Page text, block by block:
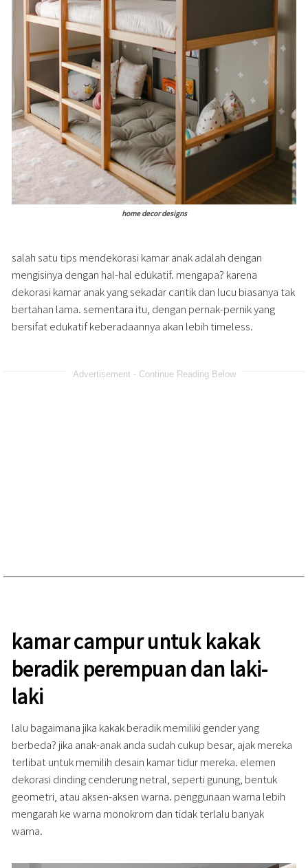
home decor designs
salah satu tips mendekorasi kamar anak adalah dengan
mengisinya dengan hal-hal edukatif. mengapa? karena
dekorasi kamar anak yang sekadar cantik dan lucu biasanya tak
bertahan lama. sementara itu, dengan pernak-pernik yang
bersifat edukatif keberadaannya akan lebih timeless.
Advertisement - Continue Reading Below
kamar campur untuk kakak
beradik perempuan dan laki-
laki
lalu bagaimana jika kakak beradik memiliki gender yang
berbeda? jika anak-anak anda sudah cukup besar, ajak mereka
terlibat untuk memilih desain kamar tidur mereka. elemen
dekorasi dinding cenderung netral, seperti gunung, bentuk
geometri, atau aksen-aksen warna. penggunaan warna lebih
mengarah ke warna monokrom dan tidak terlalu banyak
warna.